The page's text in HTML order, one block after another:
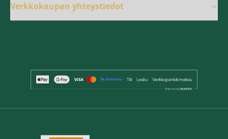
Verkkokaupan yhteystiedot